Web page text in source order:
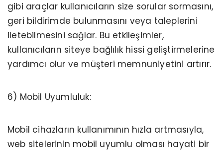
gibi araçlar kullanıcıların size sorular sormasını,
geri bildirimde bulunmasını veya taleplerini
iletebilmesini sağlar. Bu etkileşimler,
kullanıcıların siteye bağlılık hissi geliştirmelerine
yardımcı olur ve müşteri memnuniyetini artırır.
6) Mobil Uyumluluk:
Mobil cihazların kullanımının hızla artmasıyla,
web sitelerinin mobil uyumlu olması hayati bir